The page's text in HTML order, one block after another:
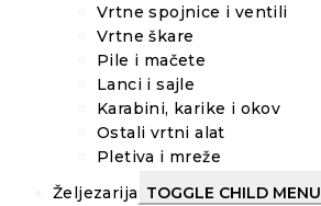
Vrtne spojnice i ventili
Vrtne škare
Pile i mačete
Lanci i sajle
Karabini, karike i okov
Ostali vrtni alat
Pletiva i mreže
Željezarija TOGGLE CHILD MENU